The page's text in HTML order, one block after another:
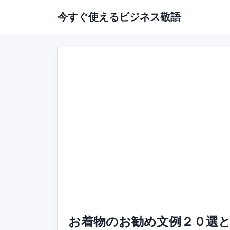
今すぐ使えるビジネス敬語
お着物のお勧め文例２０選